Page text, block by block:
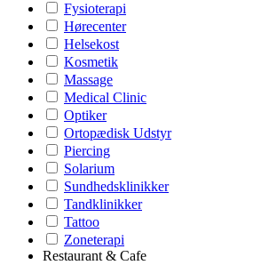
Fysioterapi
Hørecenter
Helsekost
Kosmetik
Massage
Medical Clinic
Optiker
Ortopædisk Udstyr
Piercing
Solarium
Sundhedsklinikker
Tandklinikker
Tattoo
Zoneterapi
Restaurant & Cafe